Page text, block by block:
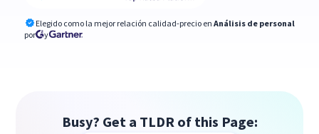
Elegido como la mejor relación calidad-precio en Análisis de personal
por
y
Busy? Get a TLDR of this Page: